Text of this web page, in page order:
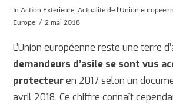
InAction Extérieure,Actualité de l'Union
Europe
2 mai 2018
L’Union européenne reste une terre
demandeurs d’asile se sont vus
protecteuren 2017 selon un
avril 2018. Ce chiffre connaît